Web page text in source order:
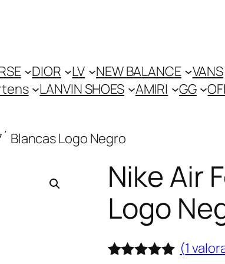
DIOR LV NEW BALANCE VANS
LANVIN SHOES AMIRI GG
Blancas Logo Negro
Nike Air
Logo
(1